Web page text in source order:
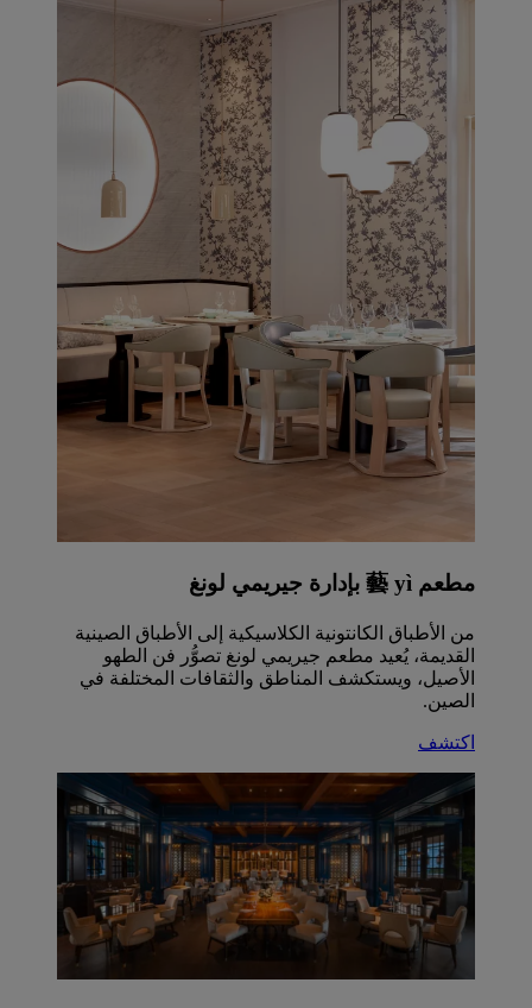
مطعم 藝 yì بإدارة جيريمي لونغ
من الأطباق الكانتونية الكلاسيكية إلى الأطباق الصينية
القديمة، يُعيد مطعم جيريمي لونغ تصوُّر فن الطهو
الأصيل، ويستكشف المناطق والثقافات المختلفة في
الصين.
اكتشف